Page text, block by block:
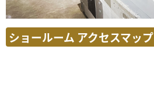
ショールーム アクセスマップ